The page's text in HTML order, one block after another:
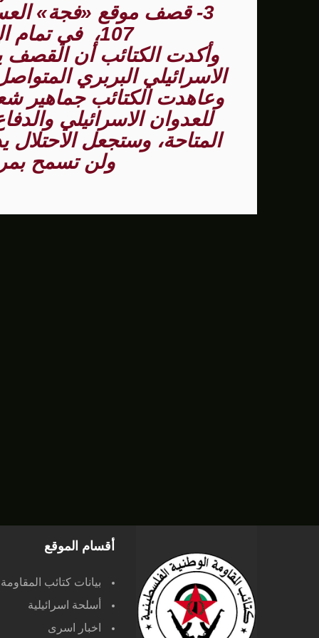
3- قصف موقع «فجة»
107، في تمام الساعة (9:30) صباحاً.
وأكدت الكتائب أن القصف
الاسرائيلي البربري
وعاهدت الكتائب جماهير
للعدوان الاسرائيلي
المتاحة، وستجعل الاحتلال
ولن تسمح
أقسام الموقع
بيانات كتائب المقاومة
أسلحة اسرائيلية
اخبار اسرى